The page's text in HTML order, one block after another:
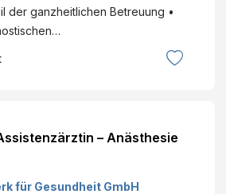
der ganzheitlichen Betreuung •
– Anästhesie
für Gesundheit GmbH